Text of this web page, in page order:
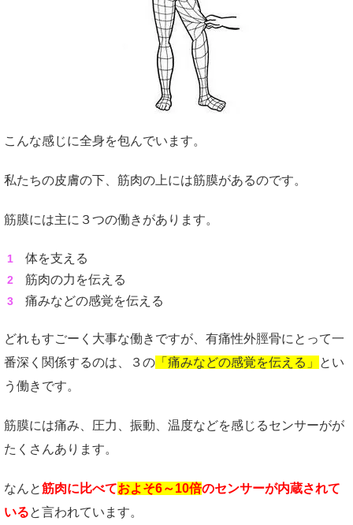
こんな感じに全身を包んでいます。
私たちの皮膚の下、筋肉の上には筋膜があるのです。
筋膜には主に３つの働きがあります。
体を支える
筋肉の力を伝える
痛みなどの感覚を伝える
どれもすごーく大事な働きですが、有痛性外脛骨にとって一
番深く関係するのは、３の 「痛みなどの感覚を伝える」
とい
う働きです。
筋膜には痛み、圧力、振動、温度などを感じるセンサーがが
たくさんあります。
なんと筋肉に比べておよそ6～10倍のセンサーが内蔵されて
いると言われています。